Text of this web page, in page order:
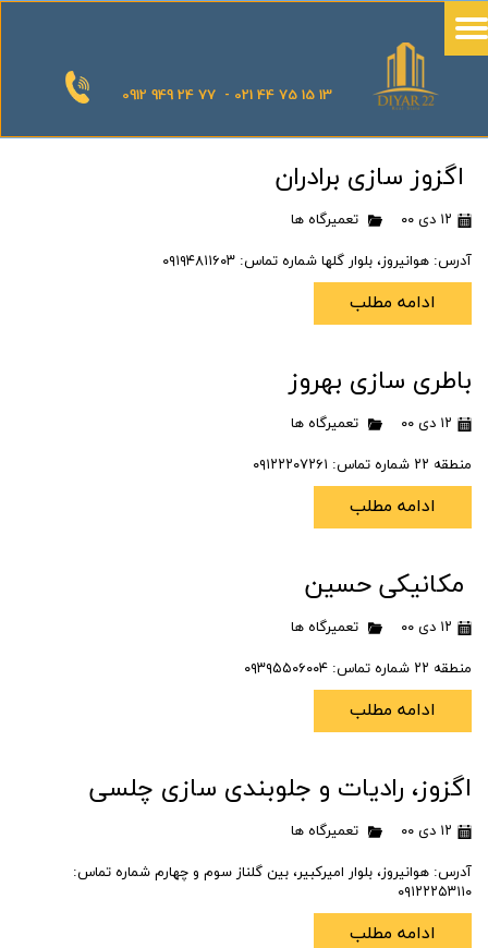
0912 949 24 77 - 021 44 75 15 13
اگزوز سازی برادران
۱۲ دی ۰۰ تعمیرگاه ها
آدرس: هوانیروز، بلوار گلها شماره تماس: ۰۹۱۹۴۸۱۱۶۰۳
ادامه مطلب
باطری سازی بهروز
۱۲ دی ۰۰ تعمیرگاه ها
منطقه ۲۲ شماره تماس: ۰۹۱۲۲۲۰۷۲۶۱
ادامه مطلب
مکانیکی حسین
۱۲ دی ۰۰ تعمیرگاه ها
منطقه ۲۲ شماره تماس: ۰۹۳۹۵۵۰۶۰۰۴
ادامه مطلب
اگزوز، رادیات و جلوبندی سازی چلسی
۱۲ دی ۰۰ تعمیرگاه ها
آدرس: هوانیروز، بلوار امیرکبیر، بین گلناز سوم و چهارم شماره تماس:
۰۹۱۲۲۲۵۳۱۱۰
ادامه مطلب